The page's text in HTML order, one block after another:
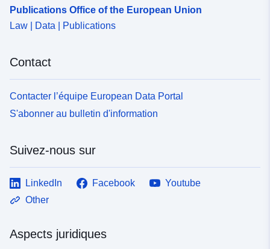
Publications Office of the European Union
Law | Data | Publications
Contact
Contacter l’équipe European Data Portal
S'abonner au bulletin d'information
Suivez-nous sur
LinkedIn Facebook
Youtube
Other
Aspects juridiques